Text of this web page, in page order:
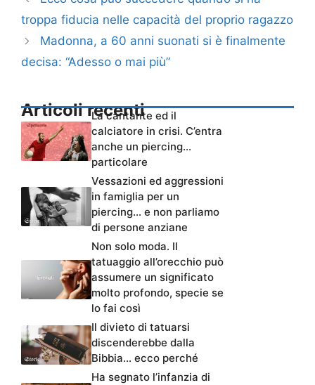
troppa fiducia nelle capacità del proprio ragazzo
Madonna, a 60 anni suonati si è finalmente
decisa: “Adesso o mai più”
Articoli recenti
La cantante ed il
calciatore in crisi. C’entra
anche un piercing…
particolare
Vessazioni ed aggressioni
in famiglia per un
piercing… e non parliamo
di persone anziane
Non solo moda. Il
tatuaggio all’orecchio può
assumere un significato
molto profondo, specie se
lo fai così
Il divieto di tatuarsi
discenderebbe dalla
Bibbia… ecco perché
Ha segnato l’infanzia di